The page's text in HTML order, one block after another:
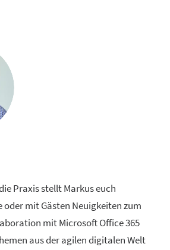
Praxis stellt Markus euch
mit Gästen Neuigkeiten zum
mit Microsoft Office 365
aus der agilen digitalen Welt